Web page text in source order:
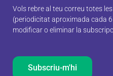
Vols rebre al teu correu totes
(periodicitat aproximada cada
modificar o eliminar la
Subscriu-m'hi